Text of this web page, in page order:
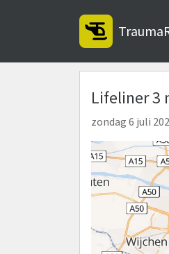
Lifeliner 3
zondag 6 juli